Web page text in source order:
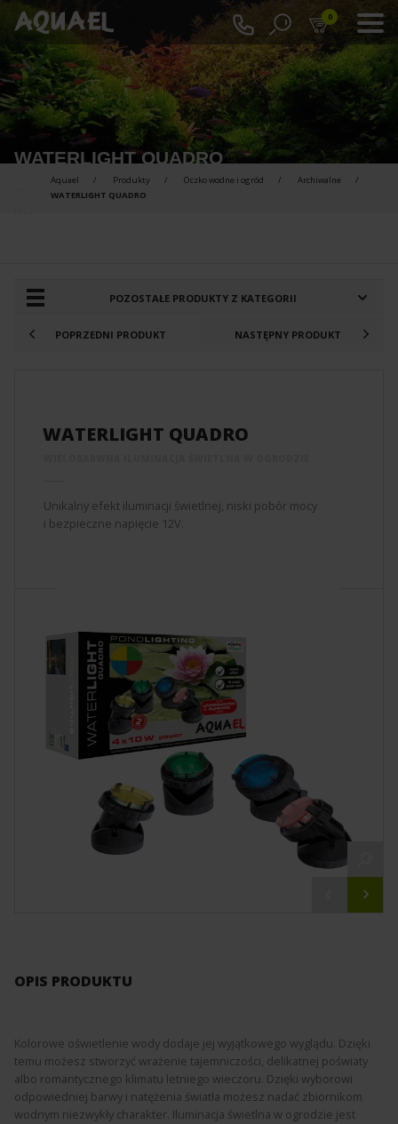
0
WATERLIGHT QUADRO
Aquael Produkty Oczko wodne i ogród
Archiwalne
WATERLIGHT QUADRO
PRODUKTY DO PORÓWNANIA :
POZOSTAŁE PRODUKTY Z KATEGORII
POPRZEDNI PRODUKT NASTĘPNY PRODUKT
WATERLIGHT QUADRO
Unikalny efekt iluminacji świetlnej, niski pobór mocy
i bezpieczne napięcie 12V.
OPIS PRODUKTU
Kolorowe oświetlenie wody dodaje jej wyjątkowego wyglądu. Dzięki
temu możesz stworzyć wrażenie tajemniczości, delikatnej poświaty
albo romantycznego klimatu letniego wieczoru. Dzięki wyborowi
odpowiedniej barwy i natężenia światła możesz nadać zbiornikom
wodnym niezwykły charakter. Iluminacja świetlna w ogrodzie jest